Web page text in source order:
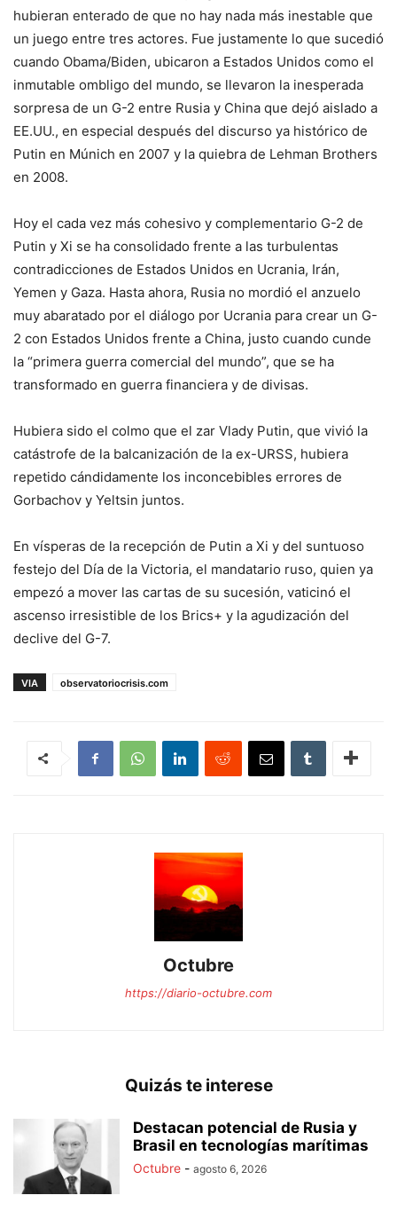
hubieran enterado de que no hay nada más inestable que
un juego entre tres actores. Fue justamente lo que sucedió
cuando Obama/Biden, ubicaron a Estados Unidos como el
inmutable ombligo del mundo, se llevaron la inesperada
sorpresa de un G-2 entre Rusia y China que dejó aislado a
EE.UU., en especial después del discurso ya histórico de
Putin en Múnich en 2007 y la quiebra de Lehman Brothers
en 2008.
Hoy el cada vez más cohesivo y complementario G-2 de
Putin y Xi se ha consolidado frente a las turbulentas
contradicciones de Estados Unidos en Ucrania, Irán,
Yemen y Gaza. Hasta ahora, Rusia no mordió el anzuelo
muy abaratado por el diálogo por Ucrania para crear un G-
2 con Estados Unidos frente a China, justo cuando cunde
la “primera guerra comercial del mundo”, que se ha
transformado en guerra financiera y de divisas.
Hubiera sido el colmo que el zar Vlady Putin, que vivió la
catástrofe de la balcanización de la ex-URSS, hubiera
repetido cándidamente los inconcebibles errores de
Gorbachov y Yeltsin juntos.
En vísperas de la recepción de Putin a Xi y del suntuoso
festejo del Día de la Victoria, el mandatario ruso, quien ya
empezó a mover las cartas de su sucesión, vaticinó el
ascenso irresistible de los Brics+ y la agudización del
declive del G-7.
VIA observatoriocrisis.com
Octubre
https://diario-octubre.com
Quizás te interese
Destacan potencial de Rusia y
Brasil en tecnologías marítimas
Octubre - agosto 6, 2026